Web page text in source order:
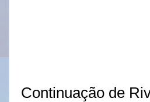
Continuação de